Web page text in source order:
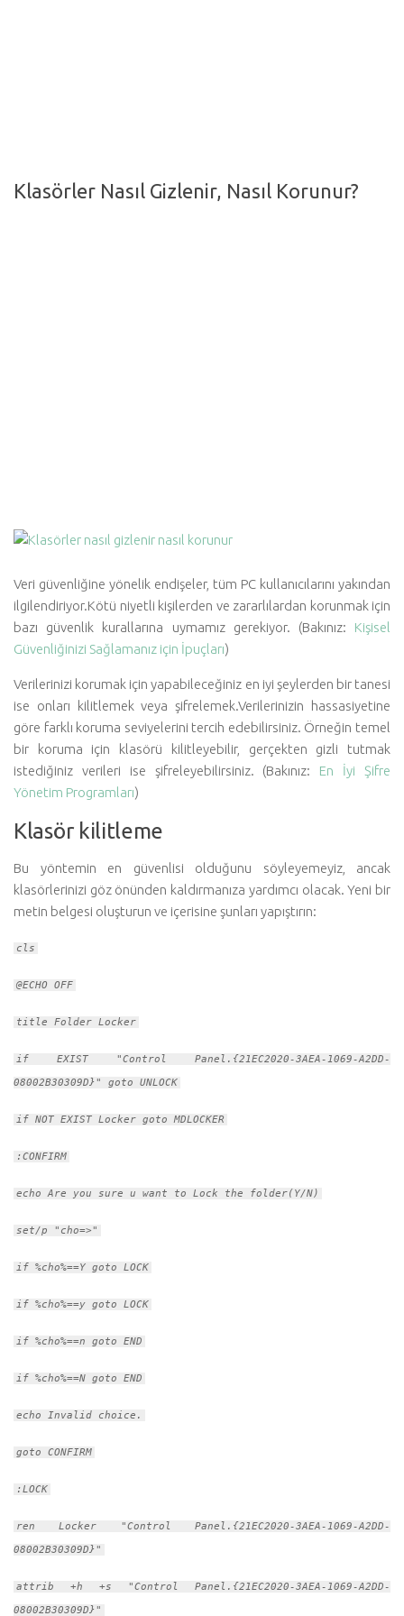
Cilt-Güzellik
Klasörler Nasıl Gizlenir, Nasıl Korunur?
Veri güvenliğine yönelik endişeler, tüm PC kullanıcılarını yakından
ilgilendiriyor.Kötü niyetli kişilerden ve zararlılardan korunmak için
bazı güvenlik kurallarına uymamız gerekiyor. (Bakınız: Kişisel
Güvenliğinizi Sağlamanız için İpuçları)
Verilerinizi korumak için yapabileceğiniz en iyi şeylerden bir tanesi
ise onları kilitlemek veya şifrelemek.Verilerinizin hassasiyetine
göre farklı koruma seviyelerini tercih edebilirsiniz. Örneğin temel
bir koruma için klasörü kilitleyebilir, gerçekten gizli tutmak
istediğiniz verileri ise şifreleyebilirsiniz. (Bakınız: En İyi Şifre
Yönetim Programları)
Klasör kilitleme
Bu yöntemin en güvenlisi olduğunu söyleyemeyiz, ancak
klasörlerinizi göz önünden kaldırmanıza yardımcı olacak. Yeni bir
metin belgesi oluşturun ve içerisine şunları yapıştırın:
cls
@ECHO OFF
title Folder Locker
if EXIST "Control Panel.{21EC2020-3AEA-1069-A2DD-
08002B30309D}" goto UNLOCK
if NOT EXIST Locker goto MDLOCKER
:CONFIRM
echo Are you sure u want to Lock the folder(Y/N)
set/p "cho=>"
if %cho%==Y goto LOCK
if %cho%==y goto LOCK
if %cho%==n goto END
if %cho%==N goto END
echo Invalid choice.
goto CONFIRM
:LOCK
ren Locker "Control Panel.{21EC2020-3AEA-1069-A2DD-
08002B30309D}"
attrib +h +s "Control Panel.{21EC2020-3AEA-1069-A2DD-
08002B30309D}"